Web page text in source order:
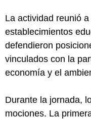
La actividad reunió
establecimientos
defendieron
vinculados con la
economía y el
Durante la jornada,
mociones. La